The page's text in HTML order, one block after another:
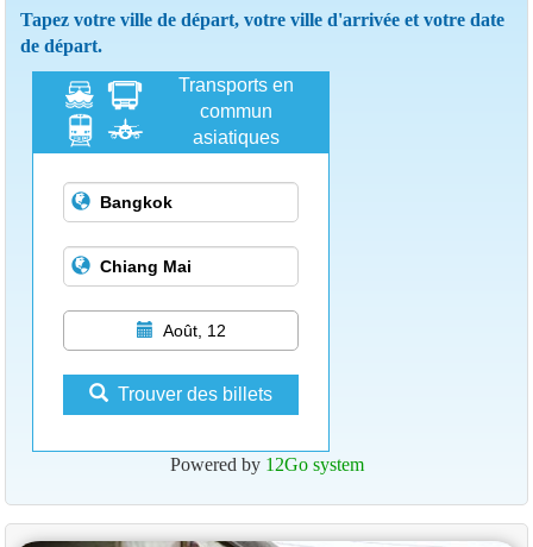
Tapez votre ville de départ, votre ville d'arrivée et votre date
de départ.
Transports en
commun
asiatiques
Août, 12
Trouver des billets
Powered by 12Go system